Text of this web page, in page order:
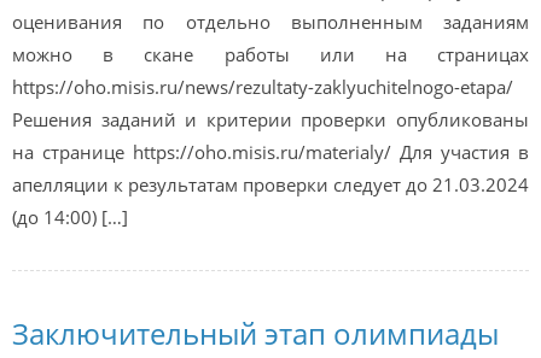
оценивания по отдельно выполненным заданиям
можно в скане работы или на страницах
https://oho.misis.ru/news/rezultaty-zaklyuchitelnogo-etapa/
Решения заданий и критерии проверки опубликованы
на странице https://oho.misis.ru/materialy/ Для участия в
апелляции к результатам проверки следует до 21.03.2024
(до 14:00) […]
Заключительный этап олимпиады